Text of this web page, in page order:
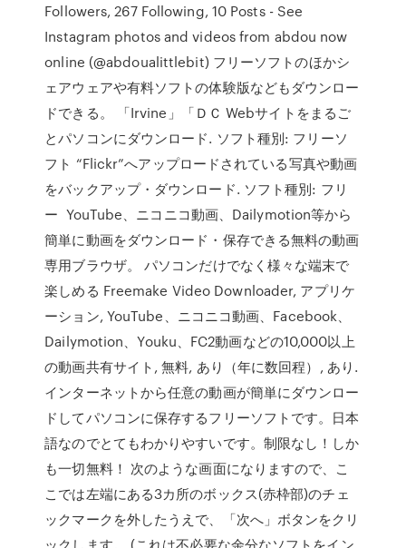
Followers, 267 Following, 10 Posts - See
Instagram photos and videos from abdou now
online (@abdoualittlebit) フリーソフトのほかシ
ェアウェアや有料ソフトの体験版などもダウンロー
ドできる。 「Irvine」「ＤＣ Webサイトをまるご
とパソコンにダウンロード. ソフト種別: フリーソ
フト “Flickr”へアップロードされている写真や動画
をバックアップ・ダウンロード. ソフト種別: フリ
ー YouTube、ニコニコ動画、Dailymotion等から
簡単に動画をダウンロード・保存できる無料の動画
専用ブラウザ。 パソコンだけでなく様々な端末で
楽しめる Freemake Video Downloader, アプリケ
ーション, YouTube、ニコニコ動画、Facebook、
Dailymotion、Youku、FC2動画などの10,000以上
の動画共有サイト, 無料, あり（年に数回程）, あり.
インターネットから任意の動画が簡単にダウンロー
ドしてパソコンに保存するフリーソフトです。日本
語なのでとてもわかりやすいです。制限なし！しか
も一切無料！ 次のような画面になりますので、こ
こでは左端にある3カ所のボックス(赤枠部)のチェ
ックマークを外したうえで、「次へ」ボタンをクリ
ックします。 (これは不必要な余分なソフトをイン